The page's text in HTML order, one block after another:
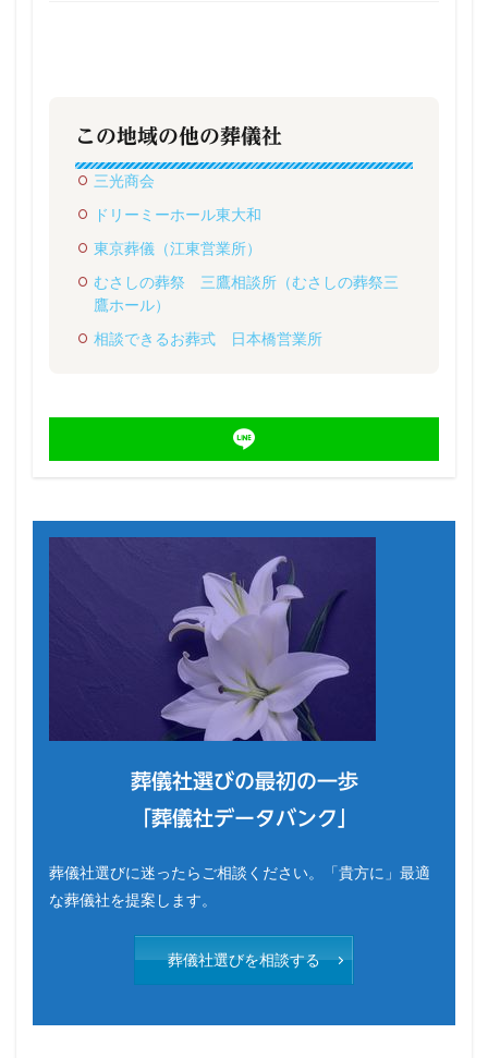
この地域の他の葬儀社
三光商会
ドリーミーホール東大和
東京葬儀（江東営業所）
むさしの葬祭 三鷹相談所（むさしの葬祭三
鷹ホール）
相談できるお葬式 日本橋営業所
葬儀社選びの最初の一歩
「葬儀社データバンク」
葬儀社選びに迷ったらご相談ください。「貴方に」最適
な葬儀社を提案します。
葬儀社選びを相談する